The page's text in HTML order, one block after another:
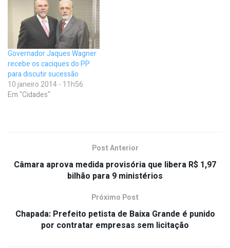
Governador Jaques Wagner
recebe os caciques do PP
para discutir sucessão
10 janeiro 2014 - 11h56
Em "Cidades"
Post Anterior
Câmara aprova medida provisória que libera R$ 1,97
bilhão para 9 ministérios
Próximo Post
Chapada: Prefeito petista de Baixa Grande é punido
por contratar empresas sem licitação